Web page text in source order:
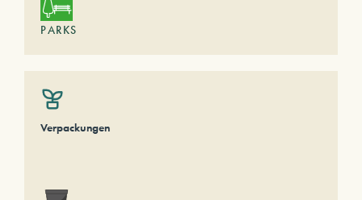
PARKS
Verpackungen